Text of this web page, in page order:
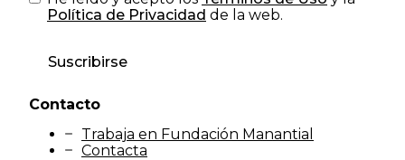
Política de Privacidad de la web.
Suscribirse
Contacto
Trabaja en Fundación Manantial
Contacta